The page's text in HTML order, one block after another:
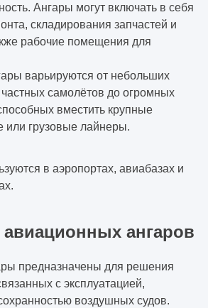
Ангары могут включать в себя
складирования запчастей и
рабочие помещения для
варьируются от небольших
частных самолётов до огромных
вместить крупные
или грузовые лайнеры.
в аэропортах, авиабазах и
авиационных ангаров
предназначены для решения
с эксплуатацией,
воздушных судов.